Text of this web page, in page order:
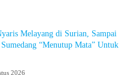
Melayang di Surian, Sampai
“Menutup Mata” Untuk
2026